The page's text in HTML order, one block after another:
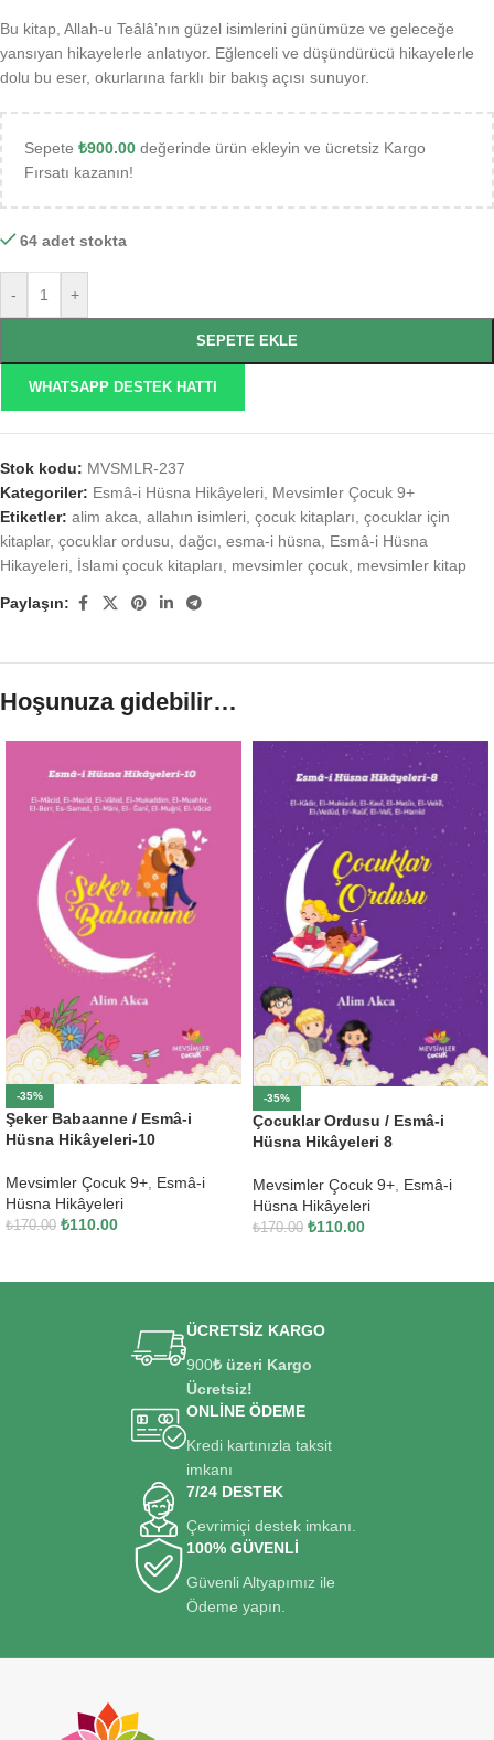
Bu kitap, Allah-u Teâlâ’nın güzel isimlerini günümüze ve geleceğe
yansıyan hikayelerle anlatıyor. Eğlenceli ve düşündürücü hikayelerle
dolu bu eser, okurlarına farklı bir bakış açısı sunuyor.
Sepete ₺900.00 değerinde ürün ekleyin ve ücretsiz Kargo
Fırsatı kazanın!
64 adet stokta
- +
SEPETE EKLE
WHATSAPP DESTEK HATTI
Stok kodu: MVSMLR-237
Kategoriler: Esmâ-i Hüsna Hikâyeleri Mevsimler Çocuk 9+
Etiketler: alim akca allahın isimleri çocuk kitapları çocuklar için
kitaplar, çocuklar ordusu dağcı esma-i hüsna
Esmâ-i Hüsna
Hikayeleri İslami çocuk kitapları mevsimler çocuk mevsimler kitap
Paylaşın:
Hoşunuza gidebilir…
-35%
Şeker Babaanne / Esmâ-i
Hüsna Hikâyeleri-10
Mevsimler Çocuk 9+ Esmâ-i
Hüsna Hikâyeleri
₺170.00 ₺110.00
-35%
Çocuklar Ordusu / Esmâ-i
Hüsna Hikâyeleri 8
Mevsimler Çocuk 9+ Esmâ-i
Hüsna Hikâyeleri
₺170.00 ₺110.00
ÜCRETSİZ KARGO
900₺ üzeri Kargo
Ücretsiz!
ONLİNE ÖDEME
Kredi kartınızla taksit
imkanı
7/24 DESTEK
Çevrimiçi destek imkanı.
100% GÜVENLİ
Güvenli Altyapımız ile
Ödeme yapın.